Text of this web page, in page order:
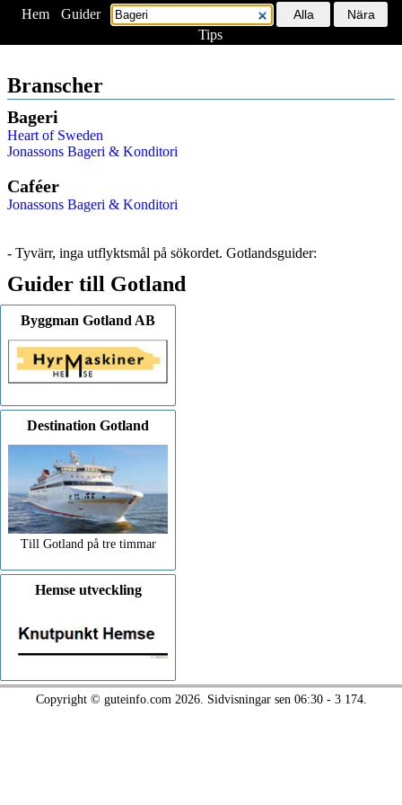
Hem
Guider
Tips
Branscher
Bageri
Heart of Sweden
Jonassons Bageri & Konditori
Caféer
Jonassons Bageri & Konditori
- Tyvärr, inga utflyktsmål på sökordet. Gotlandsguider:
Guider till Gotland
Byggman Gotland AB
Destination Gotland
Till Gotland på tre timmar
Hemse utveckling
Copyright © guteinfo.com 2026. Sidvisningar sen 06:30 - 3 174.